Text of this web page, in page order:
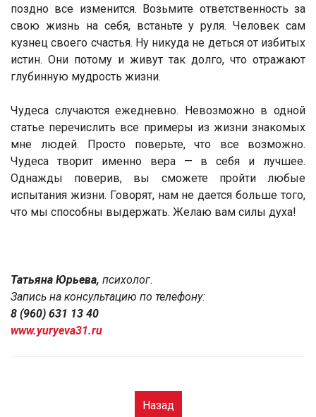
поздно все изменится. Возьмите ответственность за
свою жизнь на себя, встаньте у руля. Человек сам
кузнец своего счастья. Ну никуда не деться от избитых
истин. Они потому и живут так долго, что отражают
глубинную мудрость жизни.
Чудеса случаются ежедневно. Невозможно в одной
статье перечислить все примеры из жизни знакомых
мне людей. Просто поверьте, что все возможно.
Чудеса творит именно вера — в себя и лучшее.
Однажды поверив, вы сможете пройти любые
испытания жизни. Говорят, нам не дается больше того,
что мы способны выдержать. Желаю вам силы духа!
Татьяна Юрьева, психолог.
Запись на консультацию по телефону:
8 (960) 631 13 40
www.yuryeva31.ru
Назад